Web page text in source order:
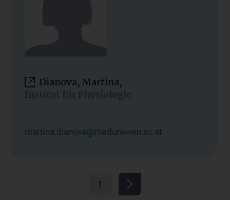
Dianova, Martina,
Institut für Physiologie
martina.dianova@meduniwien.ac.at
1